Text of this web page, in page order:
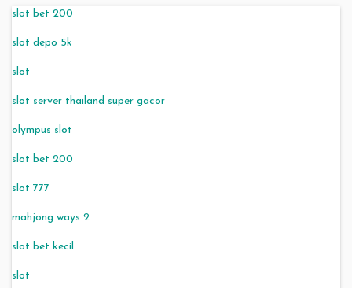
slot bet 200
slot depo 5k
slot
slot server thailand super gacor
olympus slot
slot bet 200
slot 777
mahjong ways 2
slot bet kecil
slot